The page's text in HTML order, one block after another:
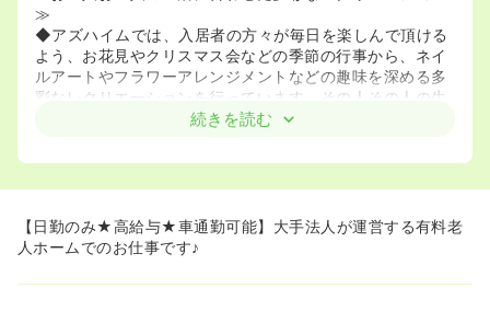
≫
◆アズハイムでは、入居者の方々が毎日を楽しんで頂ける
よう、お花見やクリスマス会などの季節の行事から、ネイ
ルアートやフラワーアレンジメントなどの趣味を深める多
彩なレクリエーションを行っています。その人その人の生
活に合わせたレクリエーションの中で入居者の方々とゆっ
働けないけど、収入は必要だし・・・」というご家庭との
両立をはかりたい看護師さんにもおすすめですよ♪
≪スタッフ同士の交流も盛んな会社です≫
続きを読む
【日勤のみ★高給与★車通勤可能】大手法人が運営する有料老
人ホームでのお仕事です♪